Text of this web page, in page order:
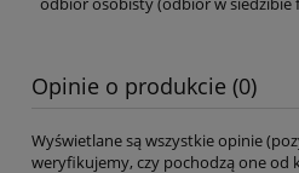
Opinie o produkcie (0)
Wyświetlane są wszystkie opinie
weryfikujemy, czy pochodzą one